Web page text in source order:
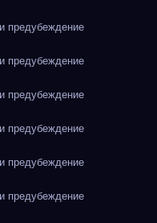
предубеждение
предубеждение
предубеждение
предубеждение
предубеждение
предубеждение